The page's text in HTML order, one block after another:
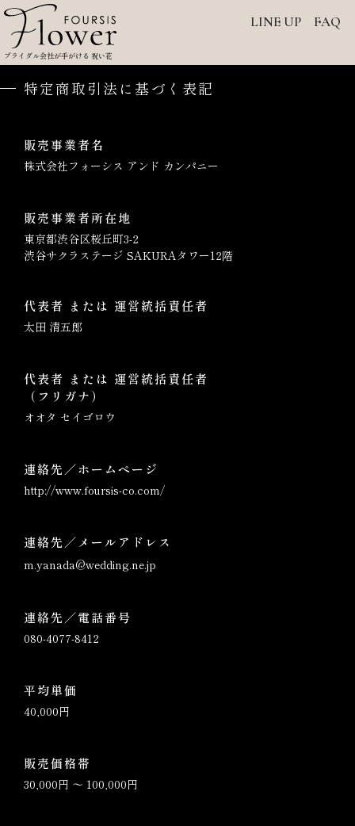
内
スブライダル会社が手がける 祝い花
LINE UP FAQ
特定商取引法に基づく表記
販売事業者名
株式会社フォーシス アンド カンパニー
販売事業者所在地
東京都渋谷区桜丘町3-2
渋谷サクラステージ SAKURAタワー12階
代表者 または 運営統括責任者
太田 清五郎
代表者 または 運営統括責任者
（フリガナ）
オオタ セイゴロウ
連絡先／ホームページ
http://www.foursis-co.com/
連絡先／メールアドレス
m.yanada@wedding.ne.jp
連絡先／電話番号
080-4077-8412
平均単価
40,000円
販売価格帯
30,000円 〜 100,000円